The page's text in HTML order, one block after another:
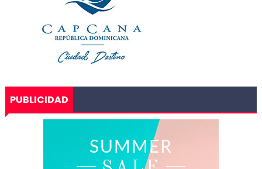
PUBLICIDAD